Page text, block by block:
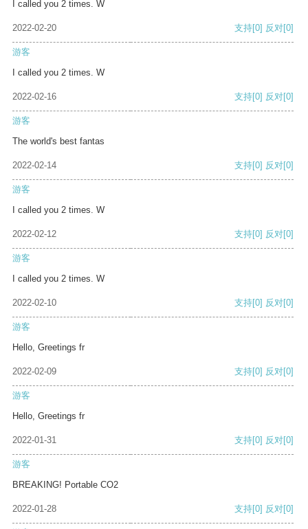
I called you 2 times. W
2022-02-20 支持[0] 反对[0]
游客
I called you 2 times. W
2022-02-16 支持[0] 反对[0]
游客
The world's best fantas
2022-02-14 支持[0] 反对[0]
游客
I called you 2 times. W
2022-02-12 支持[0] 反对[0]
游客
I called you 2 times. W
2022-02-10 支持[0] 反对[0]
游客
Hello, Greetings fr
2022-02-09 支持[0] 反对[0]
游客
Hello, Greetings fr
2022-01-31 支持[0] 反对[0]
游客
BREAKING! Portable CO2
2022-01-28 支持[0] 反对[0]